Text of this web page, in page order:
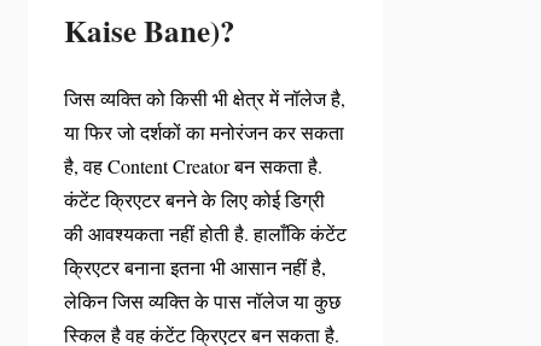
Kaise Bane)?
जिस व्यक्ति को किसी भी क्षेत्र में नॉलेज है,
या फिर जो दर्शकों का मनोरंजन कर सकता
है, वह Content Creator बन सकता है.
कंटेंट क्रिएटर बनने के लिए कोई डिग्री
की आवश्यकता नहीं होती है. हालाँकि कंटेंट
क्रिएटर बनाना इतना भी आसान नहीं है,
लेकिन जिस व्यक्ति के पास नॉलेज या कुछ
स्किल है वह कंटेंट क्रिएटर बन सकता है.